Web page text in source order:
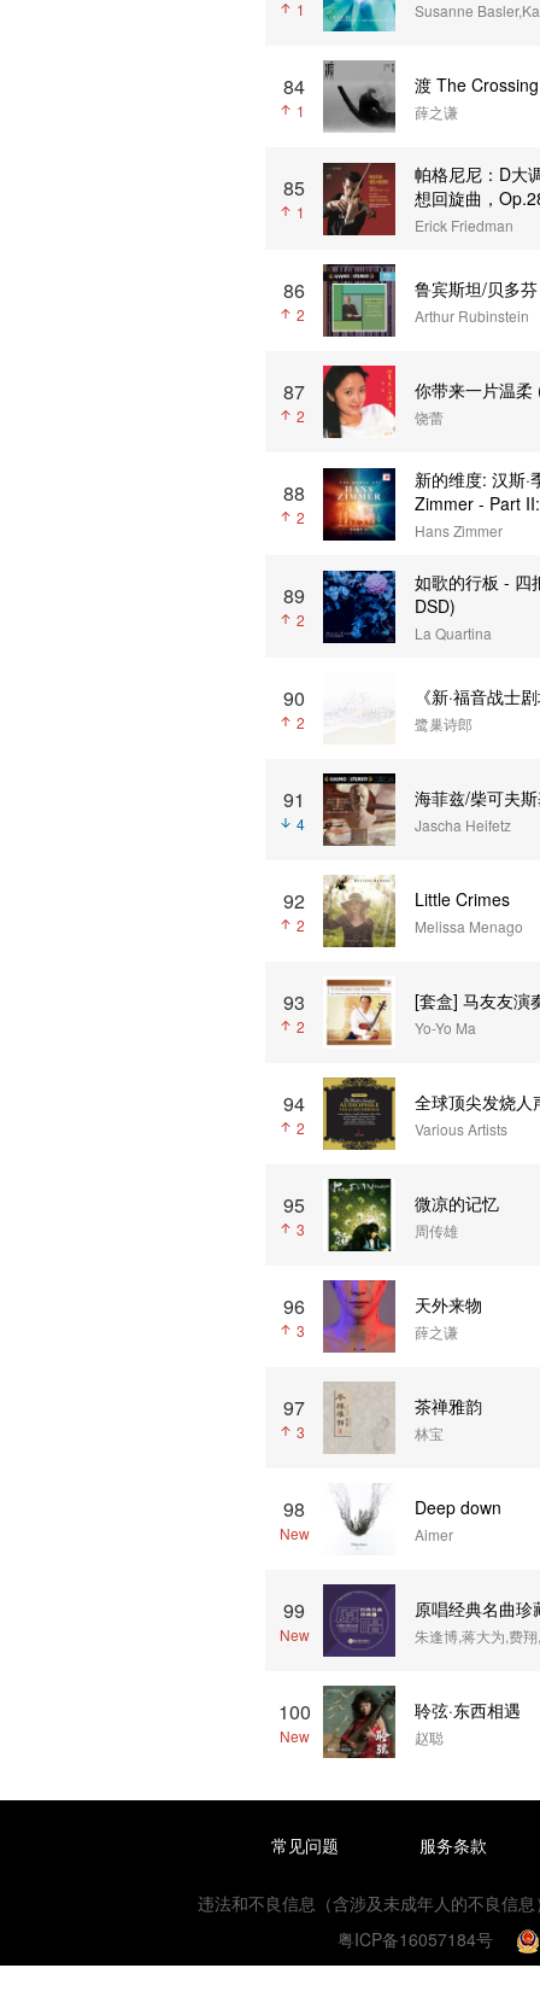
1 Susanne
84
1
渡 The Crossing
薛之谦
85
1
帕格尼尼：D大
想回旋曲，
Erick Friedman
86
2
鲁宾斯坦/贝多
Arthur Rubinstein
87
2
你带来一片温
饶蕾
88
2
新的维度: 汉斯
Zimmer - Part
Hans Zimmer
89
2
如歌的行板 - 四
DSD)
La Quartina
90
2
《新·福音战士
鹭巢诗郎
91
4
海菲兹/柴可夫
Jascha Heifetz
92
2
Little Crimes
Melissa Menago
93
2
[套盒] 马友友演
Yo-Yo Ma
94
2
全球顶尖发烧人
Various Artists
95
3
微凉的记忆
周传雄
96
3
天外来物
薛之谦
97
3
茶禅雅韵
林宝
98
New
Deep down
Aimer
99
New
原唱经典名曲
100
New
聆弦·东西相遇
赵聪
常见问题 服务条款
违法和不良信息（含涉及未成年人的不良信
粤ICP备16057184号